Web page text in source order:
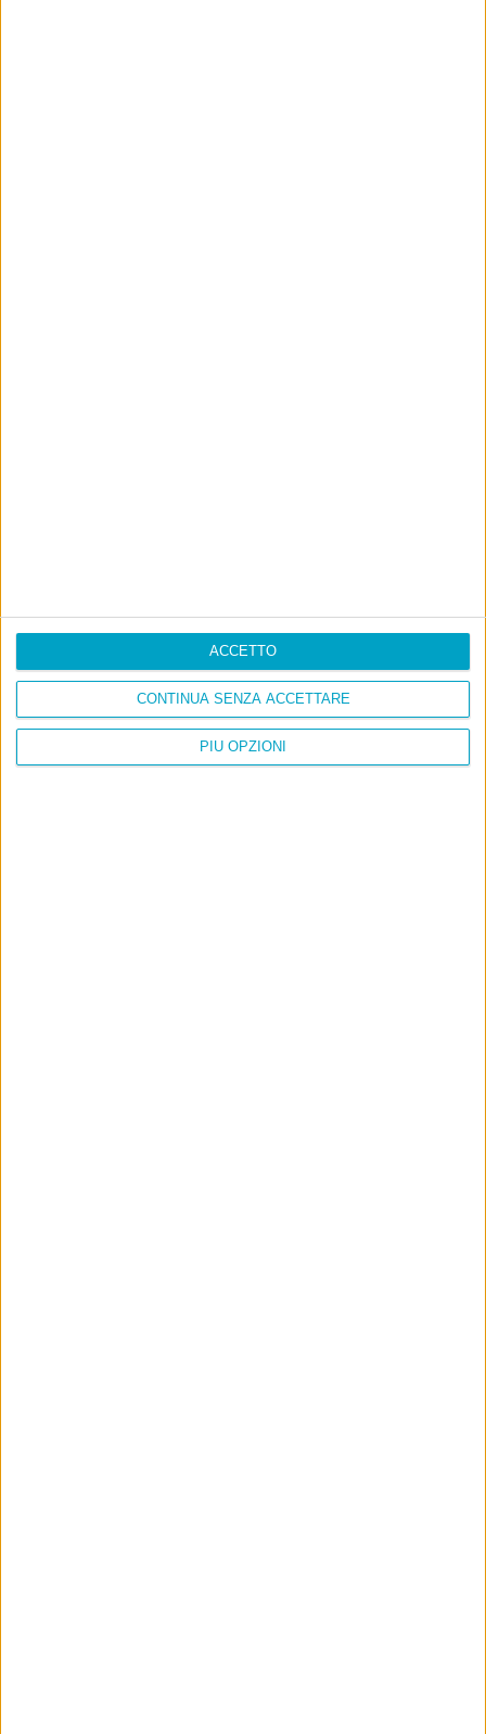
PIÙ OPZIONI
CONTINUA SENZA ACCETTARE
ACCETTO